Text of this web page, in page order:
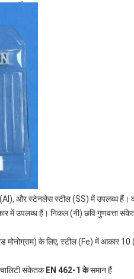
और स्टेनलेस स्टील (SS) में उपलब्ध हैं।
में उपलब्ध हैं। निकल (नी) छवि गुणवत्ता
मोनोग्राम) के लिए, स्टील (Fe) में आकार
संकेतक EN 462-1 केसमान हैं